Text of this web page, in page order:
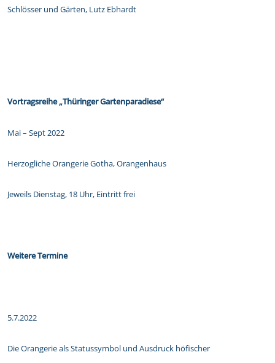
Schlösser und Gärten, Lutz Ebhardt
Vortragsreihe „Thüringer Gartenparadiese“
Mai – Sept 2022
Herzogliche Orangerie Gotha, Orangenhaus
Jeweils Dienstag, 18 Uhr, Eintritt frei
Weitere Termine
5.7.2022
Die Orangerie als Statussymbol und Ausdruck höfischer